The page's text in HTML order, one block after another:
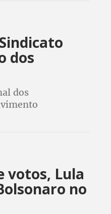
dos
dos
votos, Lula
no